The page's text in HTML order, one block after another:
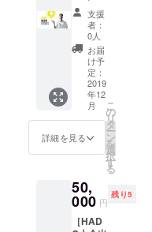
UCHIに
しか出
回って
いませ
ん。
カー ・
HADO
マレー
シアオ
リジナ
ルTシャ
ツ ・
HADO
公式T
シャツ
大会日
致しま
す（9月
中に公
開予
ント参
加コー
ス］ ・
HADO
WORLD
CUP20
19ご招
待(12月
中旬) ・
①iXA/A
NATSU
CHIがイ
ベント
or
②HAD
O指導
(1回) ・
支援
者：
0人
お届
け予
定：
2019
年12
月
詳細を見る
こ
の
リ
タ
ー
ン
を
選
択
す
る
50,
000 円
残り5
［HAD